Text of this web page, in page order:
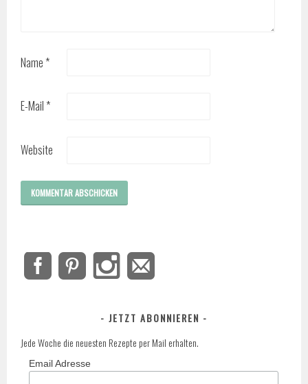
Name *
E-Mail *
Website
JETZT ABONNIEREN
Jede Woche die neuesten Rezepte per Mail erhalten.
Email Adresse